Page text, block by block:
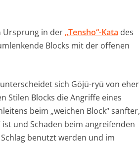
Ursprung in der „Tensho“-Kata des
Blocks mit der offenen
sich Gōjū-ryū von eher
Stilen Blocks die Angriffe eines
beim „weichen Block“ sanfter,
und Schaden beim angreifenden
benutzt werden und im